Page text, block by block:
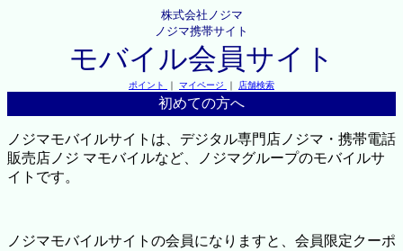
株式会社ノジマ
ノジマ携帯サイト
モバイル会員サイト
ポイント ｜ マイページ ｜ 店舗検索
初めての方へ
ノジマモバイルサイトは、デジタル専門店ノジマ・携帯電話
販売店ノジ マモバイルなど、ノジマグループのモバイルサ
イトです。
ノジマモバイルサイトの会員になりますと、会員限定クーポ